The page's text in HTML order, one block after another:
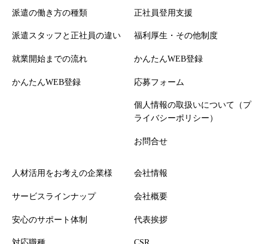
派遣の働き方の種類
派遣スタッフと正社員の違い
就業開始までの流れ
かんたんWEB登録
正社員登用支援
福利厚生・その他制度
かんたんWEB登録
応募フォーム
個人情報の取扱いについて（プ
ライバシーポリシー）
お問合せ
人材活用をお考えの企業様
サービスラインナップ
安心のサポート体制
会社情報
会社概要
代表挨拶